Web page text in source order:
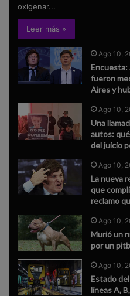
oxigenar...
Leer más »
Ago 10,
Encuesta:
fueron
Aires y
Ago 10,
Una
autos:
del juicio
Ago 10,
La nueva
que
reclamo
Ago 10,
Murió un
por un
Ago 10,
Estado
líneas A,